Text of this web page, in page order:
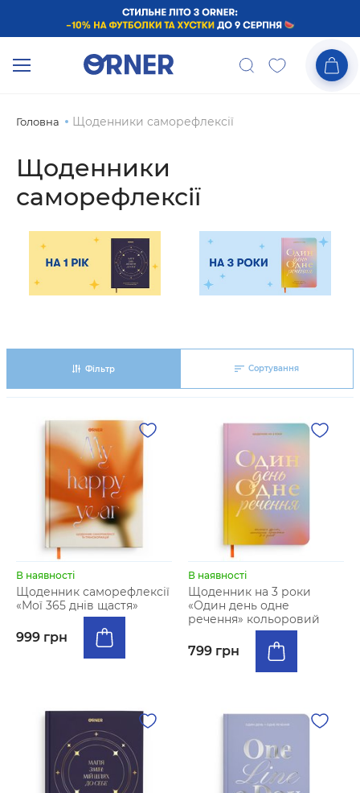
Головна Щоденники саморефлексії
Щоденники
саморефлексії
Фільтр Сортування
В наявності
Щоденник саморефлексії
«Мої 365 днів щастя»
999 грн
В наявності
Щоденник на 3 роки
«Один день одне
речення» кольоровий
799 грн